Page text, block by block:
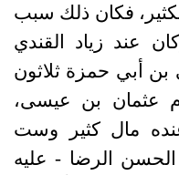
فكان ذلك سبب
عند زياد القندي
بن أبي حمزة ثلاثون
عثمان بن عيسى،
مال كثير وست
الحسن الرضا - عليه